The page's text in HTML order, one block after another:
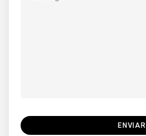
ENVIAR